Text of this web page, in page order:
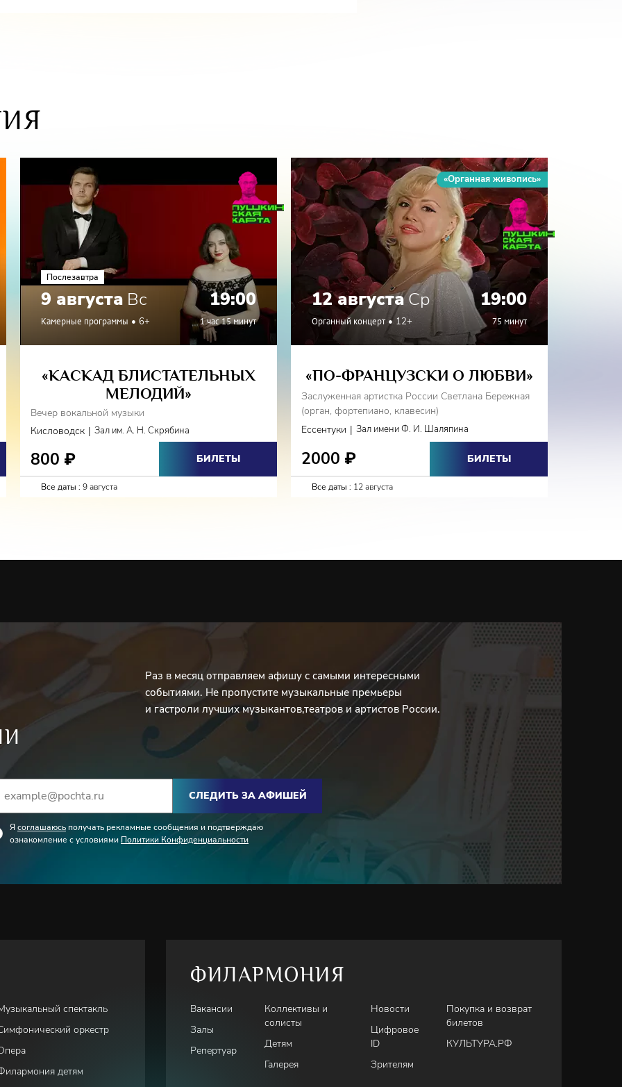
- Ария
- «Токката»
- Прелюдия джазовом стиле
Послезавтра
9 августа Вс 19:00
Камерные программы 6+ 1 час 15 минут
«КАСКАД БЛИСТАТЕЛЬНЫХ
МЕЛОДИЙ»
Вечер вокальной музыки
Кисловодск | Зал им. А. Н. Скрябина
800 ₽ БИЛЕТЫ
Все даты : 9 августа
«Органная живопись»
12 августаСр 19:00
Органный концерт 12+ 75 минут
«ПО-ФРАНЦУЗСКИ О ЛЮБВИ»
Заслуженная артистка России Светлана Бережная
(орган, фортепиано, клавесин)
Ессентуки | Зал имени Ф. И. Шаляпина
2000 ₽ БИЛЕТЫ
Все даты : 12 августа
Раз в месяц отправляем афишу с самыми интересными
событиями. Не пропустите музыкальные премьеры
и гастроли лучших музыкантов,театров и артистов России.
СЛЕДИТЬ ЗА АФИШЕЙ
Я соглашаюсь получать рекламные сообщения и подтверждаю
ознакомление с условиями Политики Конфиденциальности
спектакль
оркестр
детям
ФИЛАРМОНИЯ
Вакансии
Залы
Репертуар
Коллективы и
солисты
Детям
Галерея
Новости
Цифровое
ID
Зрителям
Покупка и возврат
билетов
КУЛЬТУРА.РФ